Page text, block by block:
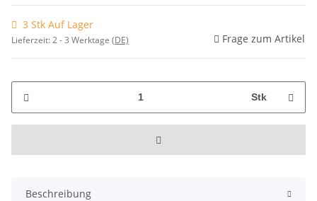
3 Stk Auf Lager
Lieferzeit:2 - 3 Werktage (DE) Frage zum Artikel
Stk
Beschreibung